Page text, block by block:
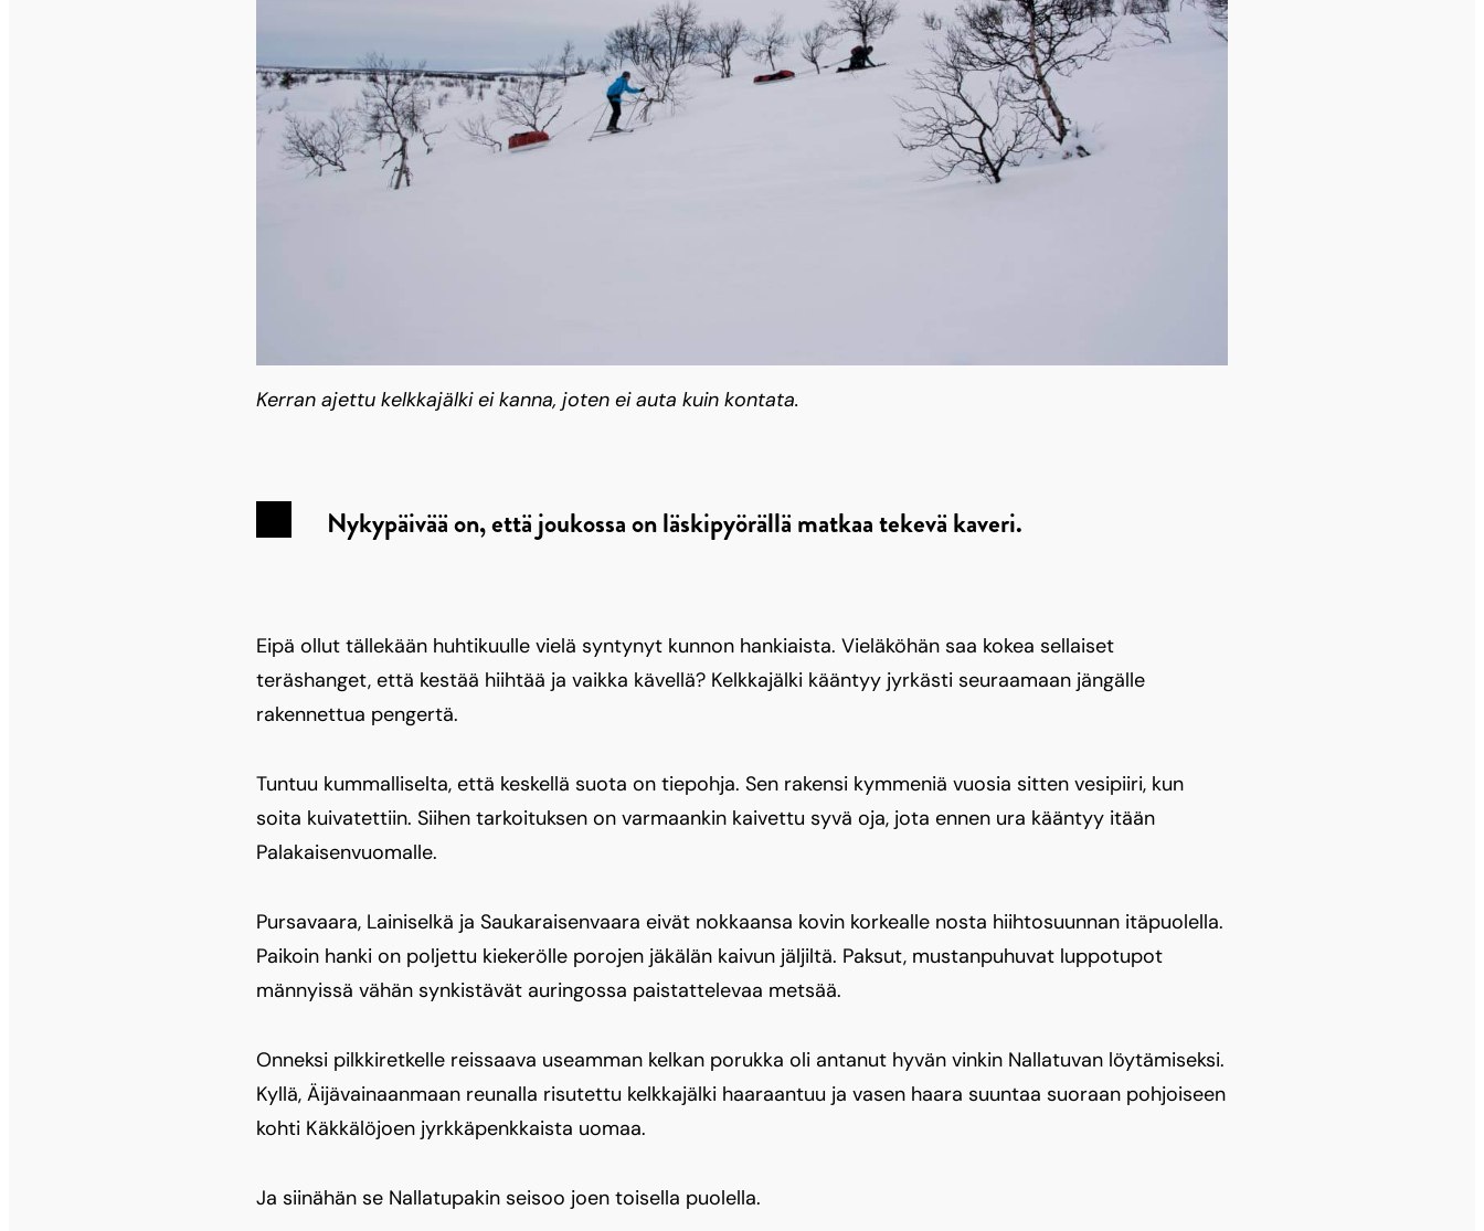
Kerran ajettu kelkkajälki ei kanna, joten ei auta kuin kontata.
Nykypäivää on, että joukossa on läskipyörällä matkaa tekevä kaveri.
Eipä ollut tällekään huhtikuulle vielä syntynyt kunnon hankiaista. Vieläköhän saa kokea sellaiset
teräshanget, että kestää hiihtää ja vaikka kävellä? Kelkkajälki kääntyy jyrkästi seuraamaan jängälle
rakennettua pengertä.
Tuntuu kummalliselta, että keskellä suota on tiepohja. Sen rakensi kymmeniä vuosia sitten vesipiiri, kun
soita kuivatettiin. Siihen tarkoituksen on varmaankin kaivettu syvä oja, jota ennen ura kääntyy itään
Palakaisenvuomalle.
Pursavaara, Lainiselkä ja Saukaraisenvaara eivät nokkaansa kovin korkealle nosta hiihtosuunnan itäpuolella.
Paikoin hanki on poljettu kiekerölle porojen jäkälän kaivun jäljiltä. Paksut, mustanpuhuvat luppotupot
männyissä vähän synkistävät auringossa paistattelevaa metsää.
Onneksi pilkkiretkelle reissaava useamman kelkan porukka oli antanut hyvän vinkin Nallatuvan löytämiseksi.
Kyllä, Äijävainaanmaan reunalla risutettu kelkkajälki haaraantuu ja vasen haara suuntaa suoraan pohjoiseen
kohti Käkkälöjoen jyrkkäpenkkaista uomaa.
Ja siinähän se Nallatupakin seisoo joen toisella puolella.